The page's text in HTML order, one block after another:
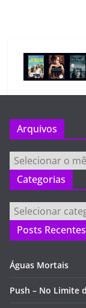
Arquivos
Arquivos
Categorias
Categorias
Posts Recentes
Águas Mortais
Push – No Limite